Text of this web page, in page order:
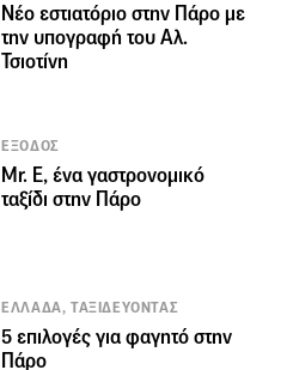
Νέο εστιατόριο στην Πάρο με
την υπογραφή του Αλ.
Τσιοτίνη
ΕΞΟΔΟΣ
Mr. E, ένα γαστρονομικό
ταξίδι στην Πάρο
ΕΛΛΑΔΑ, ΤΑΞΙΔΕΥΟΝΤΑΣ
5 επιλογές για φαγητό στην
Πάρο